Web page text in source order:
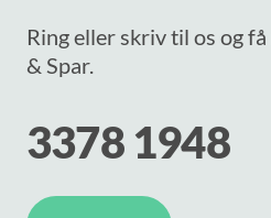
Ring eller skriv til os og
& Spar.
3378 1948